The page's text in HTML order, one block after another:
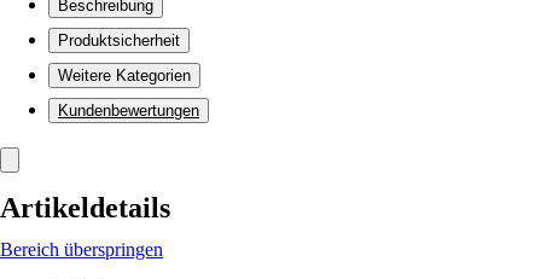
Beschreibung
Produktsicherheit
Weitere Kategorien
Kundenbewertungen
Artikeldetails
Bereich überspringen